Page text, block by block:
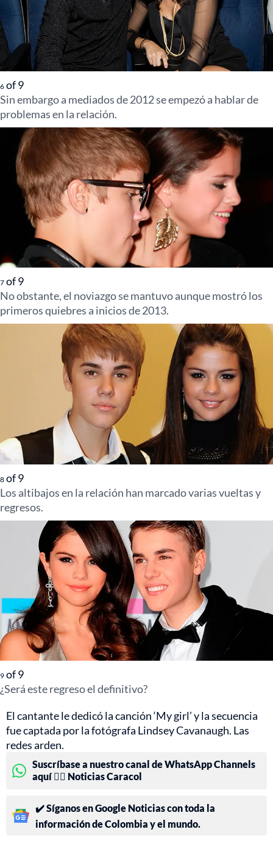
6 of9
Sin embargo a mediados de 2012 se empezó a hablar de
problemas en la relación.
7 of9
No obstante, el noviazgo se mantuvo aunque mostró los
primeros quiebres a inicios de 2013.
8 of9
Los altibajos en la relación han marcado varias vueltas y
regresos.
9 of9
¿Será este regreso el definitivo?
El cantante le dedicó la canción ‘My girl’ y la secuencia
fue captada por la fotógrafa Lindsey Cavanaugh. Las
redes arden.
Suscríbase a nuestro canal de WhatsApp Channels
aquí 👉🏻 Noticias Caracol
✔️ Síganos en Google Noticias con toda la
información de Colombia y el mundo.